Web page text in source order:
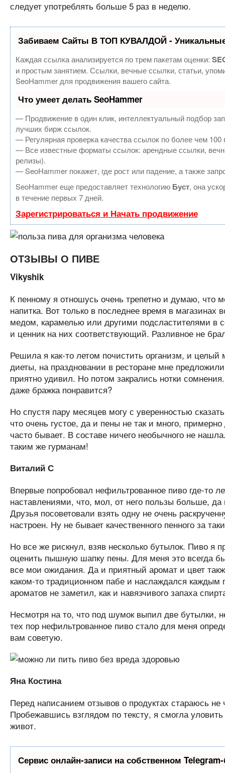
следует употреблять больше 5 раз в неделю.
Забиваем Сайты В ТОП КУВАЛДОЙ - Уникальные
Каждая ссылка анализируется по трем пакетам оценки:
и простым занятием. Ссылки, вечные ссылки, статьи,
SeoHammer для продвижения вашего сайта.
Что умеет делать SeoHammer
— Продвижение в один клик, интеллектуальный подбор
лучших бирж ссылок.
— Регулярная проверка качества ссылок по более чем
— Все известные форматы ссылок: арендные ссылки,
релизы).
— SeoHammer покажет, где рост или падение, а также
SeoHammer еще предоставляет технологию Буст, она
в течение первых 7 дней.
Зарегистрироваться и Начать продвижение
ОТЗЫВЫ О ПИВЕ
Vikyshik
К пенному я отношусь очень трепетно и думаю, что
напитка. Вот только в последнее время в
медом, карамелью или другими подсластителями в
и ценник на них соответствующий. Разливное не
Решила я как-то летом почистить организм, и
диеты, на праздновании в ресторане мне
приятно удивил. Но потом закрались нотки
даже бражка понравится?
Но спустя пару месяцев могу с уверенностью
что очень густое, да и пены не так и много,
часто бывает. В составе ничего необычного не
таким же гурманам!
Виталий С
Впервые попробовал нефильтрованное пиво где-то
наставлениями, что, мол, от него пользы больше,
Друзья посоветовали взять одну не очень
настроен. Ну не бывает качественного пенного за
Но все же рискнул, взяв несколько бутылок. Пиво я
оценить пышную шапку пены. Для меня это всегда
все мои ожидания. Да и приятный аромат и цвет
каком-то традиционном пабе и наслаждался каждым
ароматов не заметил, как и навязчивого запаха
Несмотря на то, что под шумок выпил две бутылки,
тех пор нефильтрованное пиво стало для меня
вам советую.
Яна Костина
Перед написанием отзывов о продуктах стараюсь
Пробежавшись взглядом по тексту, я смогла
живот.
Сервис онлайн-записи на собственном